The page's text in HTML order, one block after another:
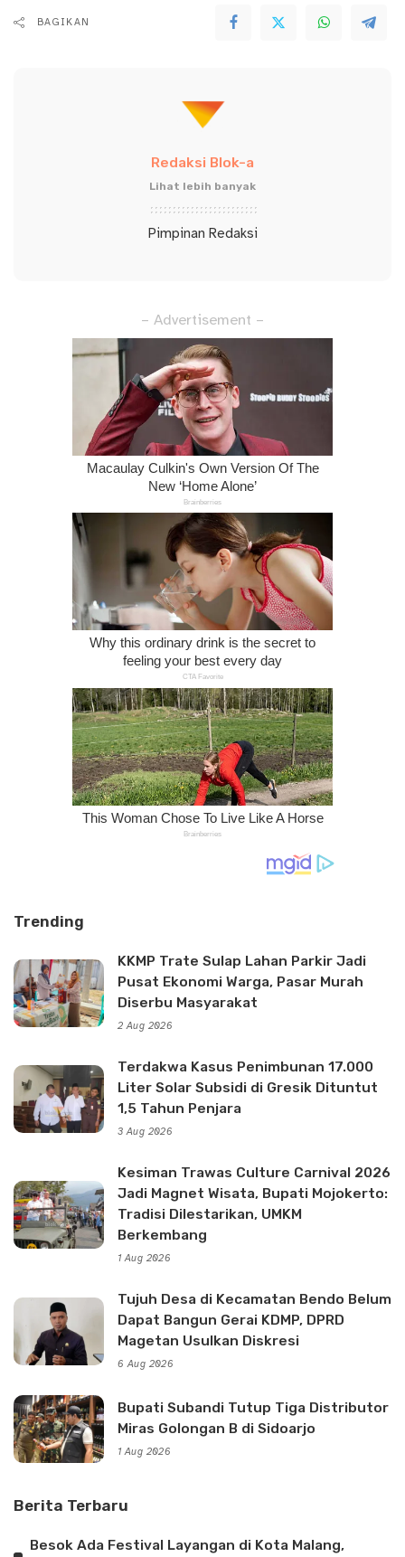
BAGIKAN
Redaksi Blok-a
Lihat lebih banyak
Pimpinan Redaksi
– Advertisement –
Trending
KKMP Trate Sulap Lahan Parkir Jadi
Pusat Ekonomi Warga, Pasar Murah
Diserbu Masyarakat
2 Aug 2026
Terdakwa Kasus Penimbunan 17.000
Liter Solar Subsidi di Gresik Dituntut
1,5 Tahun Penjara
3 Aug 2026
Kesiman Trawas Culture Carnival 2026
Jadi Magnet Wisata, Bupati Mojokerto:
Tradisi Dilestarikan, UMKM
Berkembang
1 Aug 2026
Tujuh Desa di Kecamatan Bendo Belum
Dapat Bangun Gerai KDMP, DPRD
Magetan Usulkan Diskresi
6 Aug 2026
Bupati Subandi Tutup Tiga Distributor
Miras Golongan B di Sidoarjo
1 Aug 2026
Berita Terbaru
Besok Ada Festival Layangan di Kota Malang,